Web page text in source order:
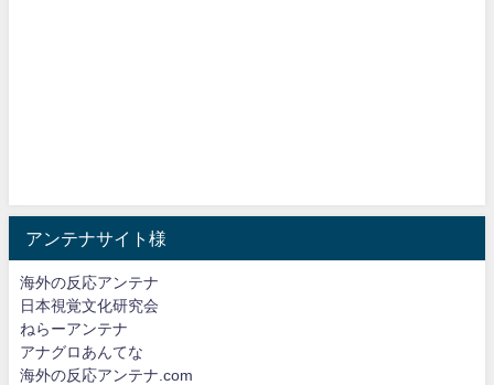
アンテナサイト様
海外の反応アンテナ
日本視覚文化研究会
ねらーアンテナ
アナグロあんてな
海外の反応アンテナ.com